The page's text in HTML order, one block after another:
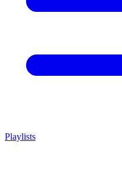
Playlists